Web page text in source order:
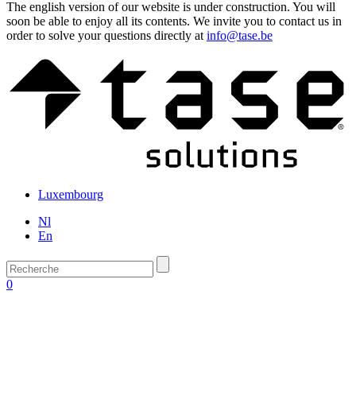
The english version of our website is under construction. You will
soon be able to enjoy all its contents. We invite you to contact us in
order to solve your questions directly at info@tase.be
Luxembourg
Nl
En
0